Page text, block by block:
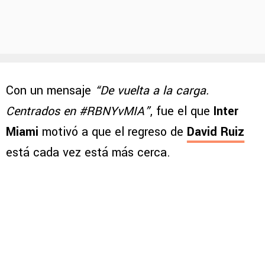
Con un mensaje “De vuelta a la carga.
Centrados en #RBNYvMIA”, fue el que Inter
Miami motivó a que el regreso de David Ruiz
está cada vez está más cerca.